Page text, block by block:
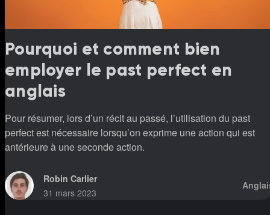
Pourquoi et comment bien
employer le past perfect en
anglais
Pour résumer, lors d’un récit au passé, l’utilisation du past
perfect est nécessaire lorsqu’on exprime une action qui est
antérieure à une seconde action.
Robin Carlier
31 mars 2023